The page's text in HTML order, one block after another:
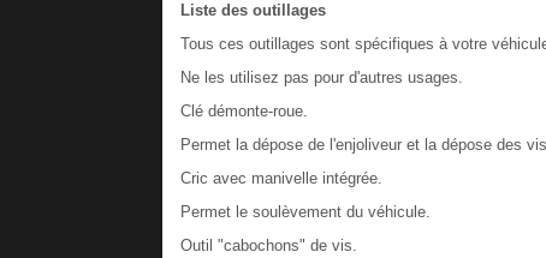
Liste des outillages
Tous ces outillages sont spécifiques à votre
Ne les utilisez pas pour d'autres usages.
Clé démonte-roue.
Permet la dépose de l'enjoliveur et la dépose des
Cric avec manivelle intégrée.
Permet le soulèvement du véhicule.
Outil "cabochons" de vis.